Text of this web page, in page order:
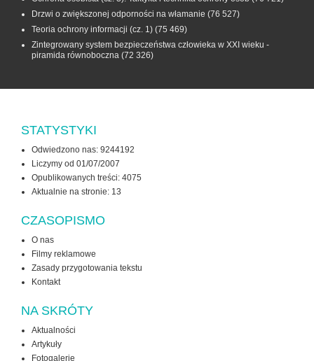
Drzwi o zwiększonej odporności na włamanie (76 527)
Teoria ochrony informacji (cz. 1) (75 469)
Zintegrowany system bezpieczeństwa człowieka w XXI wieku -
piramida równoboczna (72 326)
STATYSTYKI
Odwiedzono nas: 9244192
Liczymy od 01/07/2007
Opublikowanych treści: 4075
Aktualnie na stronie: 13
CZASOPISMO
O nas
Filmy reklamowe
Zasady przygotowania tekstu
Kontakt
NA SKRÓTY
Aktualności
Artykuły
Fotogalerie